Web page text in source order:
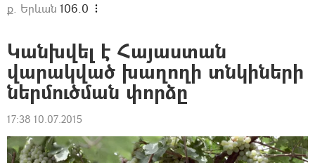
ք. Երևան 106.0
Կանխվել է Հայաստան
վարակված խաղողի տնկիների
ներմուծման փորձը
17:38 10.07.2015